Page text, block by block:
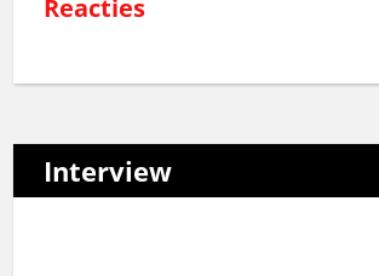
Reacties
Interview